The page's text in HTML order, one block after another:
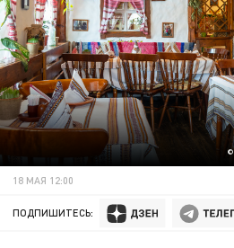
©
18 МАЯ 12:00
ПОДПИШИТЕСЬ: